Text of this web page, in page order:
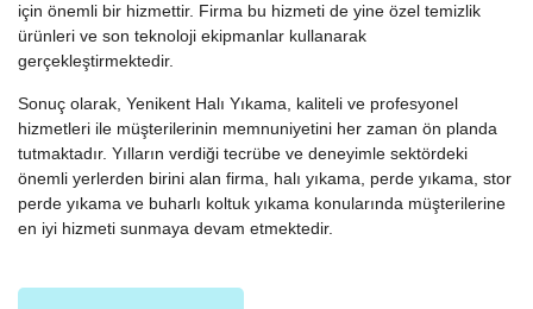
için önemli bir hizmettir. Firma bu hizmeti de yine özel temizlik
ürünleri ve son teknoloji ekipmanlar kullanarak
gerçekleştirmektedir.
Sonuç olarak, Yenikent Halı Yıkama, kaliteli ve profesyonel
hizmetleri ile müşterilerinin memnuniyetini her zaman ön planda
tutmaktadır. Yılların verdiği tecrübe ve deneyimle sektördeki
önemli yerlerden birini alan firma, halı yıkama, perde yıkama, stor
perde yıkama ve buharlı koltuk yıkama konularında müşterilerine
en iyi hizmeti sunmaya devam etmektedir.